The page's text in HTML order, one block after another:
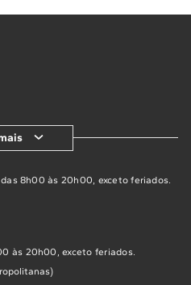
8h00 às 20h00, exceto feriados.
às 20h00, exceto feriados.